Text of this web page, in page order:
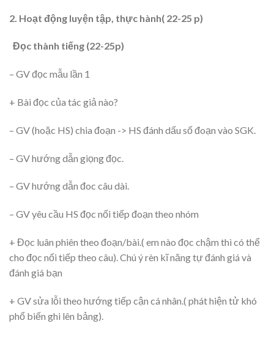
2. Hoạt động luyện tập, thực hành( 22-25 p)
Đọc thành tiếng (22-25p)
– GV đọc mẫu lần 1
+ Bài đọc của tác giả nào?
– GV (hoặc HS) chia đoạn -> HS đánh dấu số đoạn vào SGK.
– GV hướng dẫn giọng đọc.
– GV hướng dẫn đoc câu dài.
– GV yêu cầu HS đọc nối tiếp đoạn theo nhóm
+ Đọc luân phiên theo đoạn/bài.( em nào đọc chậm thì có thể
cho đọc nối tiếp theo câu). Chú ý rèn kĩ năng tự đánh giá và
đánh giá bạn
+ GV sửa lỗi theo hướng tiếp cận cá nhân.( phát hiện tử khó
phổ biến ghi lên bảng).